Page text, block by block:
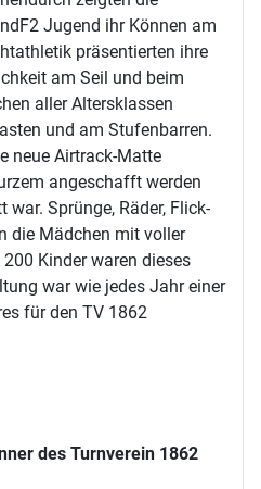
Jugend ihr Können am
präsentierten ihre
am Seil und beim
aller Altersklassen
und am Stufenbarren.
neue Airtrack-Matte
angeschafft werden
Sprünge, Räder, Flick-
die Mädchen mit voller
Kinder waren dieses
war wie jedes Jahr einer
für den TV 1862
des Turnverein 1862